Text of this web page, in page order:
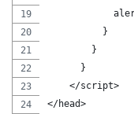
          }
        }
      }
    </script>
</head>